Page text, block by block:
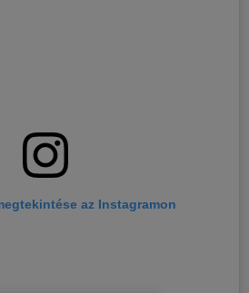
az Instagramon